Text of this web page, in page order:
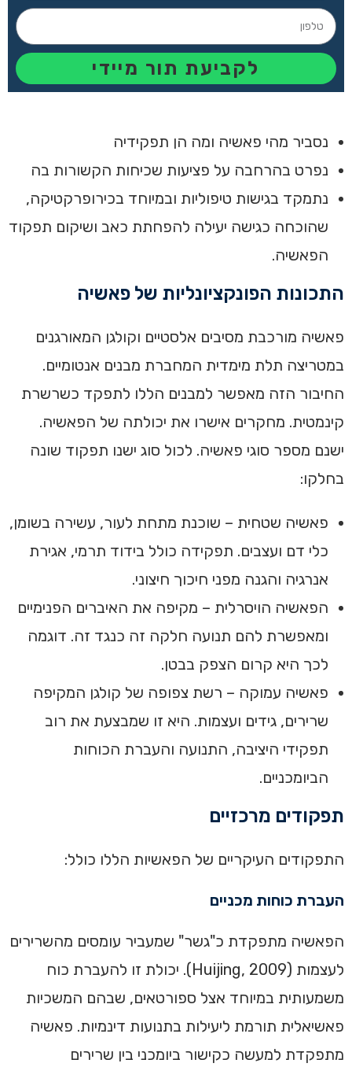
לקביעת תור מיידי
נסביר מהי פאשיה ומה הן תפקידיה
נפרט בהרחבה על פציעות שכיחות הקשורות בה
נתמקד בגישות טיפוליות ובמיוחד בכירופרקטיקה,
שהוכחה כגישה יעילה להפחתת כאב ושיקום תפקוד
הפאשיה.
התכונות הפונקציונליות של פאשיה
פאשיה מורכבת מסיבים אלסטיים וקולגן המאורגנים
במטריצה תלת מימדית המחברת מבנים אנטומיים.
החיבור הזה מאפשר למבנים הללו לתפקד כשרשרת
קינמטית. מחקרים אישרו את יכולתה של הפאשיה.
ישנם מספר סוגי פאשיה. לכול סוג ישנו תפקוד שונה
בחלקו:
פאשיה שטחית – שוכנת מתחת לעור, עשירה בשומן,
כלי דם ועצבים. תפקידה כולל בידוד תרמי, אגירת
אנרגיה והגנה מפני חיכוך חיצוני.
הפאשיה הויסרלית – מקיפה את האיברים הפנימיים
ומאפשרת להם תנועה חלקה זה כנגד זה. דוגמה
לכך היא קרום הצפק בבטן.
פאשיה עמוקה – רשת צפופה של קולגן המקיפה
שרירים, גידים ועצמות. היא זו שמבצעת את רוב
תפקידי היציבה, התנועה והעברת הכוחות
הביומכניים.
תפקודים מרכזיים
התפקודים העיקריים של הפאשיות הללו כולל:
העברת כוחות מכניים
הפאשיה מתפקדת כ"גשר" שמעביר עומסים מהשרירים
לעצמות (Huijing, 2009). יכולת זו להעברת כוח
משמעותית במיוחד אצל ספורטאים, שבהם המשכיות
פאשיאלית תורמת ליעילות בתנועות דינמיות. פאשיה
מתפקדת למעשה כקישור ביומכני בין שרירים